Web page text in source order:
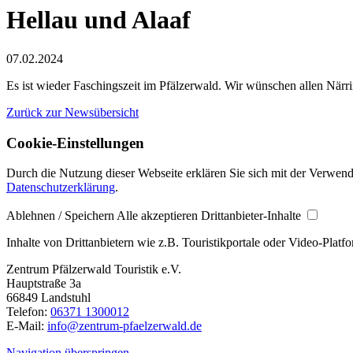
Hellau und Alaaf
07.02.2024
Es ist wieder Faschingszeit im Pfälzerwald. Wir wünschen allen
Zurück zur Newsübersicht
Cookie-Einstellungen
Durch die Nutzung dieser Webseite erklären Sie sich mit der
Datenschutzerklärung.
Ablehnen / Speichern Alle akzeptieren Drittanbieter-Inhalte
Inhalte von Drittanbietern wie z.B. Touristikportale oder Video-
Zentrum Pfälzerwald Touristik e.V.
Hauptstraße 3a
66849 Landstuhl
Telefon: 06371 1300012
E-Mail: info@zentrum-pfaelzerwald.de